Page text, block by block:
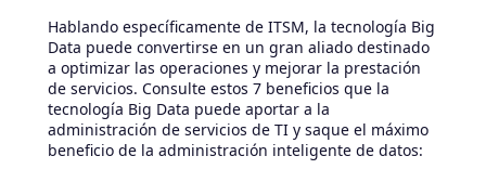
Hablando específicamente de ITSM, la tecnología Big
Data puede convertirse en un gran aliado destinado
a optimizar las operaciones y mejorar la prestación
de servicios. Consulte estos 7 beneficios que la
tecnología Big Data puede aportar a la
administración de servicios de TI y saque el máximo
beneficio de la administración inteligente de datos: